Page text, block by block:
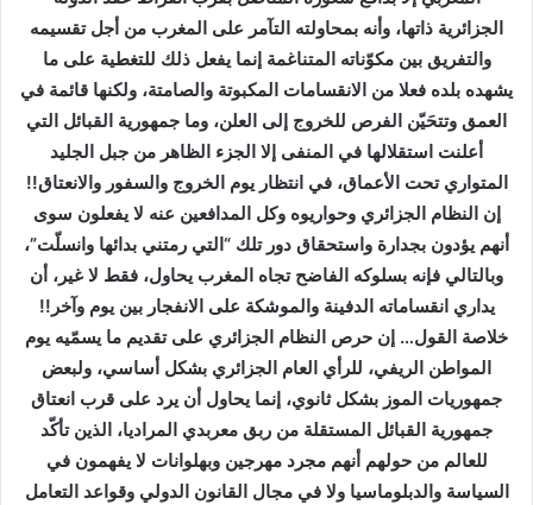
الجزائرية ذاتها، وأنه بمحاولته التآمر على المغرب من أجل تقسيمه
والتفريق بين مكوّناته المتناغمة إنما يفعل ذلك للتغطية على ما
يشهده بلده فعلا من الانقسامات المكبوتة والصامتة، ولكنها قائمة في
العمق وتتحَيّن الفرص للخروج إلى العلن، وما جمهورية القبائل التي
أعلنت استقلالها في المنفى إلا الجزء الظاهر من جبل الجليد
المتواري تحت الأعماق، في انتظار يوم الخروج والسفور والانعتاق!!
إن النظام الجزائري وحواريوه وكل المدافعين عنه لا يفعلون سوى
أنهم يؤدون بجدارة واستحقاق دور تلك “التي رمتني بدائها وانسلّت”،
وبالتالي فإنه بسلوكه الفاضح تجاه المغرب يحاول، فقط لا غير، أن
يداري انقساماته الدفينة والموشكة على الانفجار بين يوم وآخر !!
خلاصة القول… إن حرص النظام الجزائري على تقديم ما يسمّيه يوم
المواطن الريفي، للرأي العام الجزائري بشكل أساسي، ولبعض
جمهوريات الموز بشكل ثانوي، إنما يحاول أن يرد على قرب انعتاق
جمهورية القبائل المستقلة من ربق معربدي المراديا، الذين تأكّد
للعالم من حولهم أنهم مجرد مهرجين وبهلوانات لا يفهمون في
السياسة والدبلوماسيا ولا في مجال القانون الدولي وقواعد التعامل